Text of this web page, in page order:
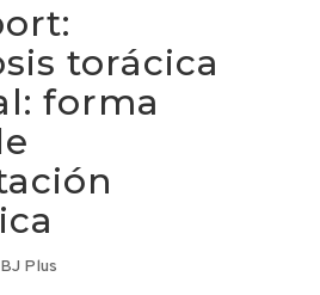
torácica
forma
Plus